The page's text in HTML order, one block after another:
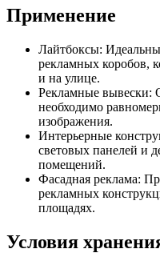
Применение
Лайтбоксы:
рекламных коробов,
и на улице.
Рекламные вывески:
необходимо
изображения.
Интерьерные
световых панелей и
помещений.
Фасадная реклама:
рекламных
площадях.
Условия